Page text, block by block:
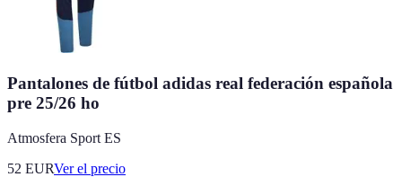
Pantalones de fútbol adidas real federación española
pre 25/26 ho
Atmosfera Sport ES
52 EURVer el precio